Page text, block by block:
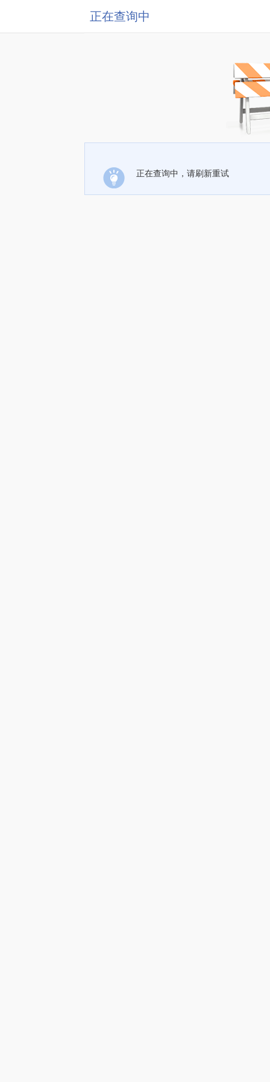
正在查询中
正在查询中，请刷新重试